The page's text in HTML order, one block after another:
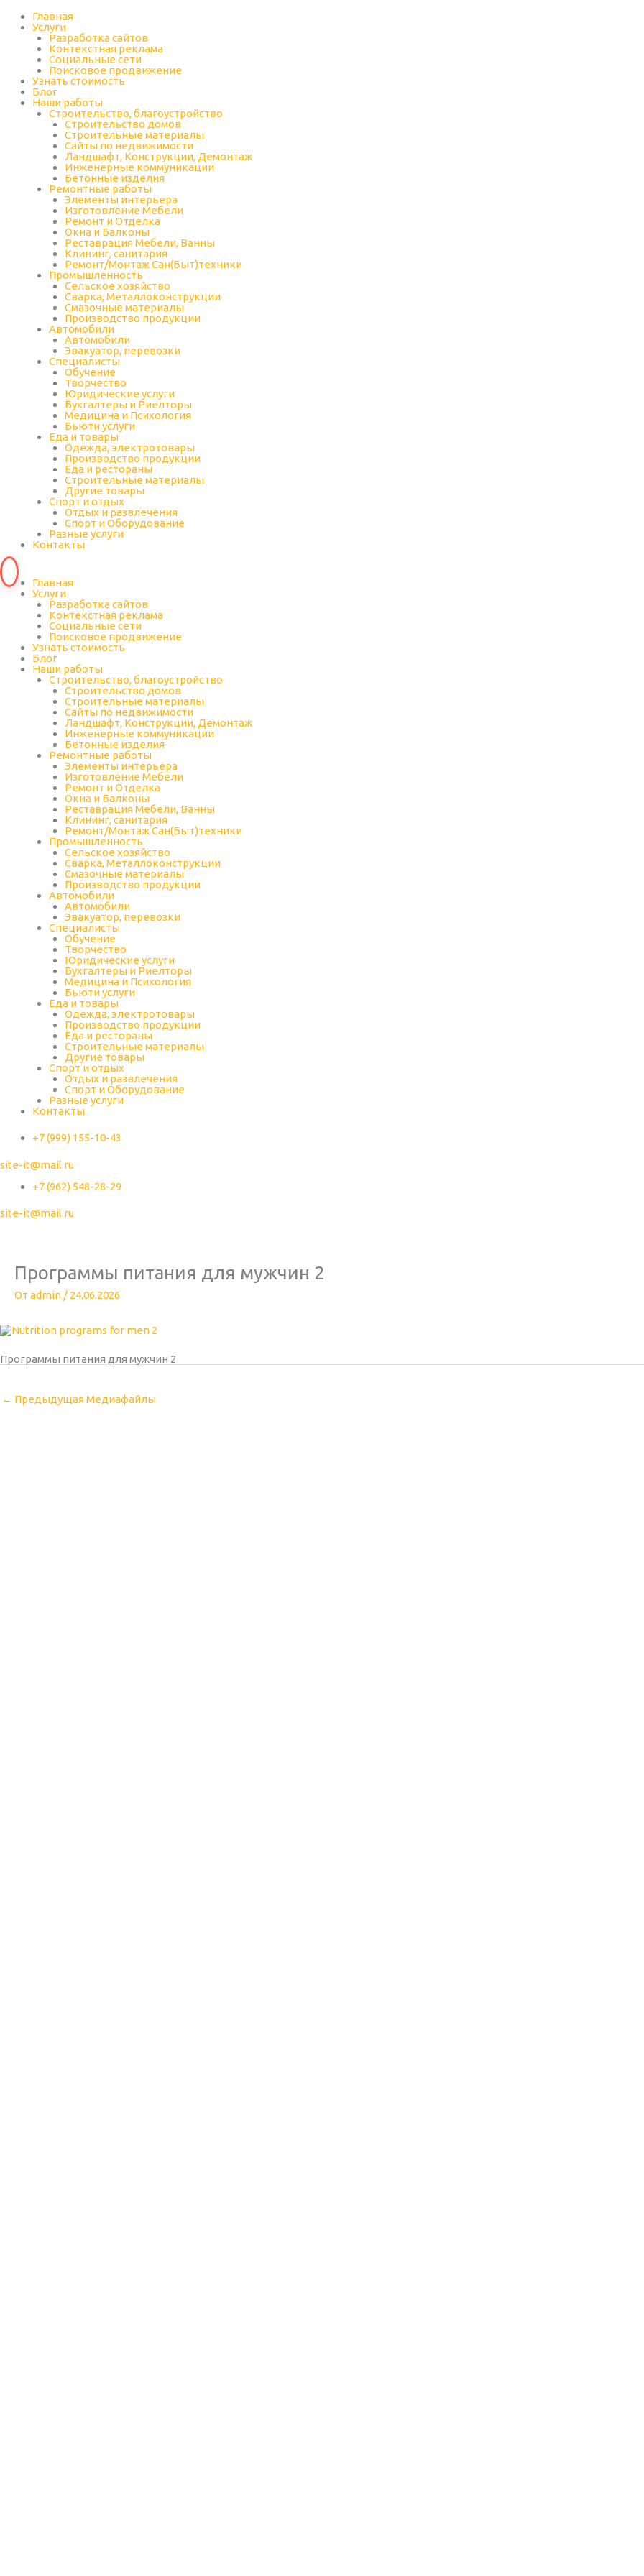
содержимому
Главная
Услуги
Разработка сайтов
Контекстная реклама
Социальные сети
Поисковое продвижение
Узнать стоимость
Блог
Наши работы
Строительство, благоустройство
Строительство домов
Строительные материалы
Сайты по недвижимости
Ландшафт, Конструкции, Демонтаж
Инженерные коммуникации
Бетонные изделия
Ремонтные работы
Элементы интерьера
Изготовление Мебели
Ремонт и Отделка
Окна и Балконы
Реставрация Мебели, Ванны
Клининг, санитария
Ремонт/Монтаж Сан(Быт)техники
Промышленность
Cельское хозяйство
Сварка, Металлоконструкции
Cмазочные материалы
Производство продукции
Автомобили
Автомобили
Эвакуатор, перевозки
Специалисты
Обучение
Творчество
Юридические услуги
Бухгалтеры и Риелторы
Медицина и Психология
Бьюти услуги
Еда и товары
Одежда, электротовары
Производство продукции
Еда и рестораны
Строительные материалы
Другие товары
Спорт и отдых
Отдых и развлечения
Спорт и Оборудование
Разные услуги
Контакты
Главная
Услуги
Разработка сайтов
Контекстная реклама
Социальные сети
Поисковое продвижение
Узнать стоимость
Блог
Наши работы
Строительство, благоустройство
Строительство домов
Строительные материалы
Сайты по недвижимости
Ландшафт, Конструкции, Демонтаж
Инженерные коммуникации
Бетонные изделия
Ремонтные работы
Элементы интерьера
Изготовление Мебели
Ремонт и Отделка
Окна и Балконы
Реставрация Мебели, Ванны
Клининг, санитария
Ремонт/Монтаж Сан(Быт)техники
Промышленность
Cельское хозяйство
Сварка, Металлоконструкции
Cмазочные материалы
Производство продукции
Автомобили
Автомобили
Эвакуатор, перевозки
Специалисты
Обучение
Творчество
Юридические услуги
Бухгалтеры и Риелторы
Медицина и Психология
Бьюти услуги
Еда и товары
Одежда, электротовары
Производство продукции
Еда и рестораны
Строительные материалы
Другие товары
Спорт и отдых
Отдых и развлечения
Спорт и Оборудование
Разные услуги
Контакты
+7 (999) 155-10-43
site-it@mail.ru
+7 (962) 548-28-29
site-it@mail.ru
Программы питания для мужчин 2
От admin / 24.06.2026
Программы питания для мужчин 2
← Предыдущая Медиафайлы